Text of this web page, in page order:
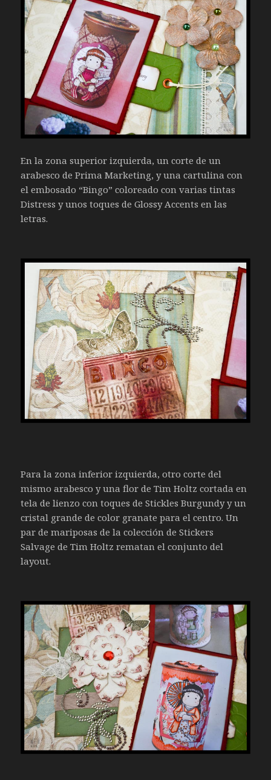
En la zona superior izquierda, un corte de un
arabesco de Prima Marketing, y una cartulina con
el embosado “Bingo” coloreado con varias tintas
Distress y unos toques de Glossy Accents en las
letras.
Para la zona inferior izquierda, otro corte del
mismo arabesco y una flor de Tim Holtz cortada en
tela de lienzo con toques de Stickles Burgundy y un
cristal grande de color granate para el centro. Un
par de mariposas de la colección de Stickers
Salvage de Tim Holtz rematan el conjunto del
layout.